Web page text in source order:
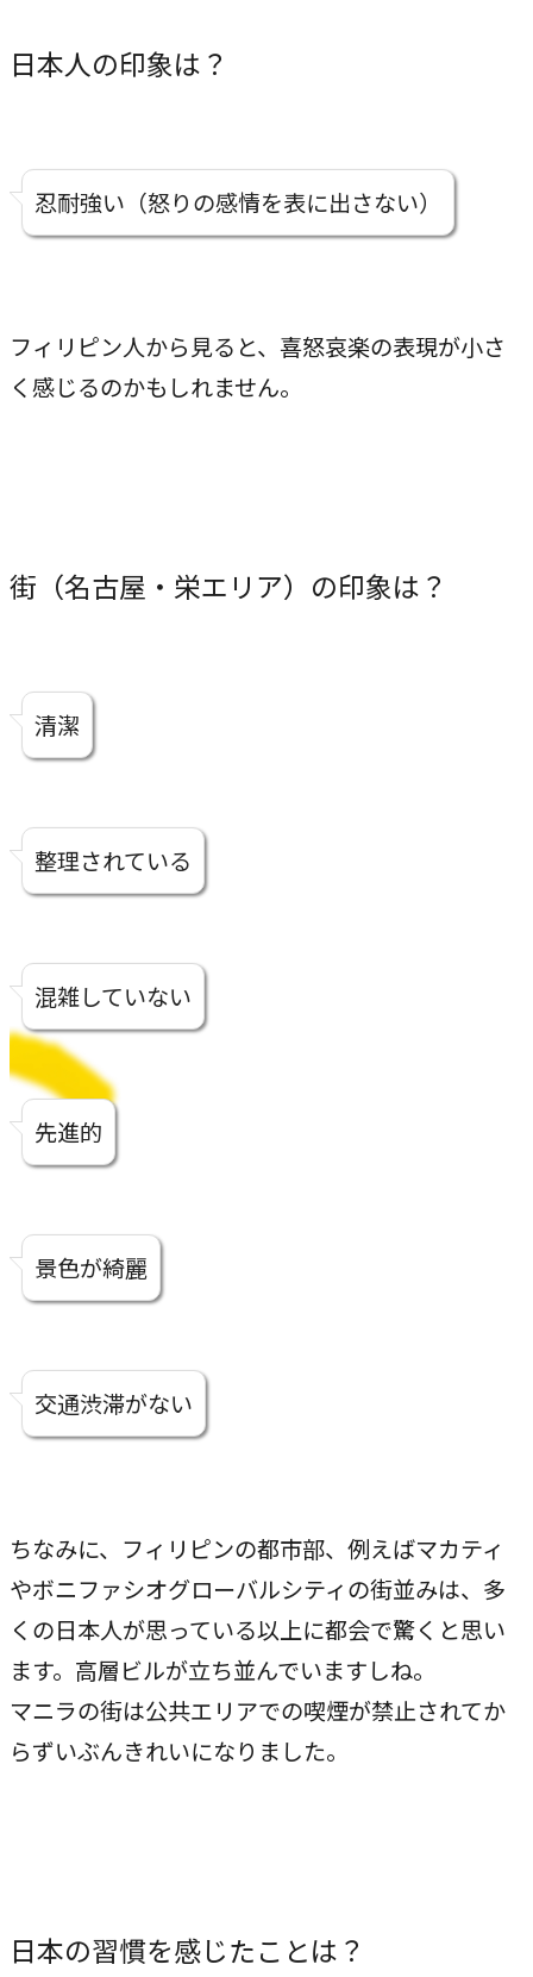
企業情報
会社概要
LH&creatives Inc.
→
グループ会社（海外拠点）の紹介
CASE
NEWS
お知らせ
BLOG
ブログ
CONTACT
お問い合わせ
日本人の印象は？
忍耐強い（怒りの感情を表に出さない）
フィリピン人から見ると、喜怒哀楽の表現が小さ
く感じるのかもしれません。
街（名古屋・栄エリア）の印象は？
清潔
整理されている
混雑していない
先進的
景色が綺麗
交通渋滞がない
ちなみに、フィリピンの都市部、例えばマカティ
やボニファシオグローバルシティの街並みは、多
くの日本人が思っている以上に都会で驚くと思い
ます。高層ビルが立ち並んでいますしね。
マニラの街は公共エリアでの喫煙が禁止されてか
らずいぶんきれいになりました。
日本の習慣を感じたことは？